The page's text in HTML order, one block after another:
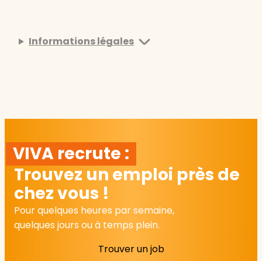
Informations légales
VIVA recrute :
Trouvez un emploi près de
chez vous !
Pour quelques heures par semaine,
quelques jours ou à temps plein.
Trouver un job